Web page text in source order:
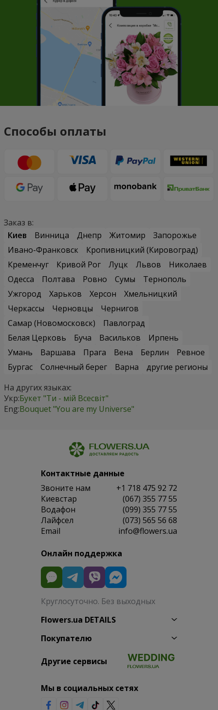
Способы оплаты
Заказ в:
Киев
Винница Днепр Житомир
Запорожье
Ивано-Франковск
Кропивницкий (Кировоград)
Кременчуг
Кривой Рог Луцк Львов
Николаев
Одесса
Полтава Ровно Сумы
Тернополь
Ужгород
Харьков Херсон
Хмельницкий
Черкассы
Черновцы
Чернигов
Самар (Новомосковск)
Павлоград
Белая Церковь
Буча Васильков
Ирпень
Умань
Варшава Прага Вена Берлин
Ревное
Бургас
Солнечный берег Варна
другие регионы
На других языках:
Укр:Букет "Ти - мій Всесвіт"
Eng:Bouquet "You are my Universe"
Контактные данные
Звоните нам
+1 718 475 92 72
Киевстар
(067) 355 77 55
Водафон
(099) 355 77 55
Лайфсел
(073) 565 56 68
Email
info@flowers.ua
Онлайн поддержка
Круглосуточно. Без выходных
Flowers.ua DETAILS
Покупателю
Другие сервисы
Мы в социальных сетях